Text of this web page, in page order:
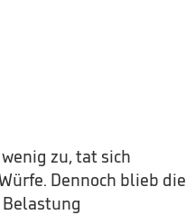
zu, tat sich
Dennoch blieb die